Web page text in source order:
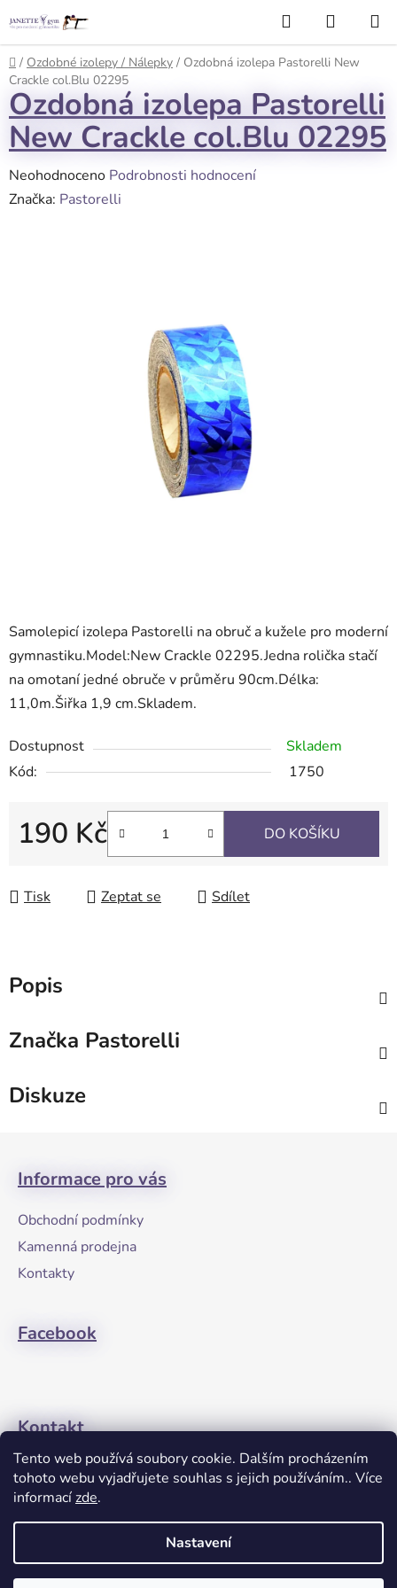
Tento web používá soubory cookie. Dalším procházením
tohoto webu vyjadřujete souhlas s jejich používáním.. Více
informacízde.
Nastavení
na
obsah
Hledat
KOŠÍK
Domů
/ Ozdobné izolepy / Nálepky / Ozdobná izolepa Pastorelli New
Crackle col.Blu 02295
Samolepicí izolepa Pastorelli na obruč a kužele pro moderní
gymnastiku.Model:New Crackle 02295.Jedna rolička stačí
na omotaní jedné obruče v průměru 90cm.Délka:
11,0m.Šiřka 1,9 cm.Skladem.
Dostupnost
Skladem
Kód:
1750
190 Kč DO KOŠÍKU
Tisk Zeptat se Sdílet
Ozdobná izolepa Pastorelli
New Crackle col.Blu 02295
Průměrné
hodnocení
Neohodnoceno Podrobnosti hodnocení
Značka: Pastorelli
Popis
Značka Pastorelli
Diskuze
Informace pro vás
Obchodní podmínky
Kamenná prodejna
Kontakty
Facebook
Kontakt
+420608274762